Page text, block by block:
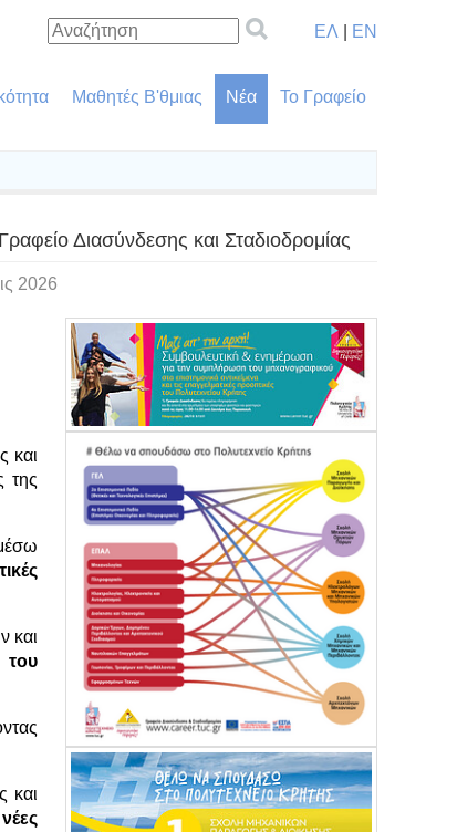
ΕΛ EN
Μαθητές Β'θμιας Νέα Το Γραφείο
Διασύνδεσης και Σταδιοδρομίας
2026
και
της
και
του
και